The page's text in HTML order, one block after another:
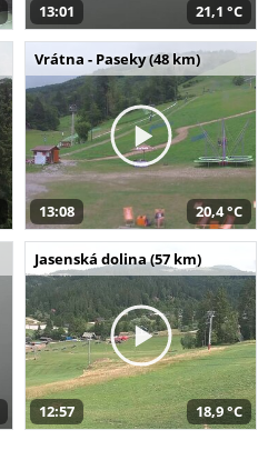
13:01 21,1 °C
Vrátna - Paseky (48 km)
13:08 20,4 °C
Jasenská dolina (57 km)
12:57 18,9 °C